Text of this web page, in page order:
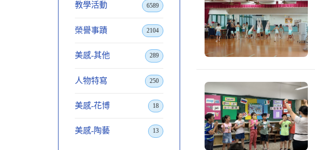
教學活動 6589
榮譽事蹟 2104
美感-其他 289
人物特寫 250
美感-花博 18
美感-陶藝 13